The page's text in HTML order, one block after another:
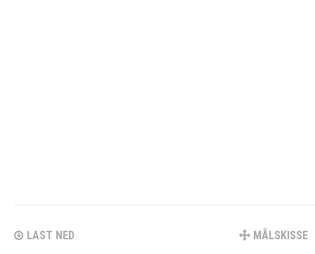
LAST NED MÅLSKISSE